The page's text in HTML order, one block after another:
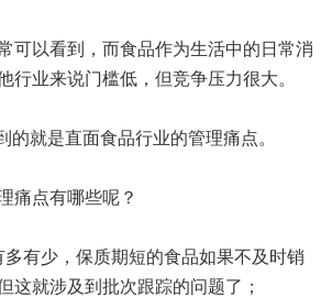
可以看到，而食品作为生活中的日常消
行业来说门槛低，但竞争压力很大。
的就是直面食品行业的管理痛点。
痛点有哪些呢？
多有少，保质期短的食品如果不及时销
这就涉及到批次跟踪的问题了；